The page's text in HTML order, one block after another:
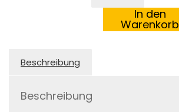
Die
Menge
In den
Warenkorb
Beschreibung
Beschreibung